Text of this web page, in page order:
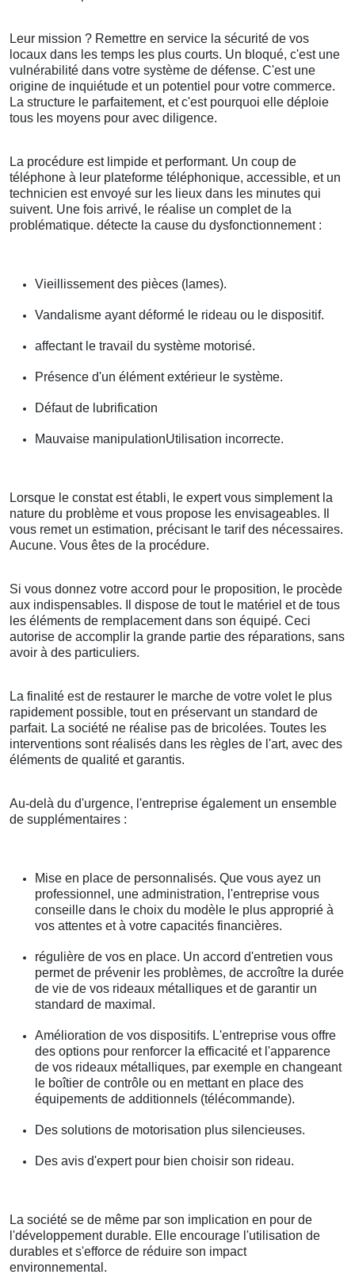
Leur mission ? Remettre en service la sécurité de vos
locaux dans les temps les plus courts. Un bloqué, c'est une
vulnérabilité dans votre système de défense. C'est une
origine de inquiétude et un potentiel pour votre commerce.
La structure le parfaitement, et c'est pourquoi elle déploie
tous les moyens pour avec diligence.
La procédure est limpide et performant. Un coup de
téléphone à leur plateforme téléphonique, accessible, et un
technicien est envoyé sur les lieux dans les minutes qui
suivent. Une fois arrivé, le réalise un complet de la
problématique. détecte la cause du dysfonctionnement :
Vieillissement des pièces (lames).
Vandalisme ayant déformé le rideau ou le dispositif.
affectant le travail du système motorisé.
Présence d'un élément extérieur le système.
Défaut de lubrification
Mauvaise manipulationUtilisation incorrecte.
Lorsque le constat est établi, le expert vous simplement la
nature du problème et vous propose les envisageables. Il
vous remet un estimation, précisant le tarif des nécessaires.
Aucune. Vous êtes de la procédure.
Si vous donnez votre accord pour le proposition, le procède
aux indispensables. Il dispose de tout le matériel et de tous
les éléments de remplacement dans son équipé. Ceci
autorise de accomplir la grande partie des réparations, sans
avoir à des particuliers.
La finalité est de restaurer le marche de votre volet le plus
rapidement possible, tout en préservant un standard de
parfait. La société ne réalise pas de bricolées. Toutes les
interventions sont réalisés dans les règles de l'art, avec des
éléments de qualité et garantis.
Au-delà du d'urgence, l'entreprise également un ensemble
de supplémentaires :
Mise en place de personnalisés. Que vous ayez un
professionnel, une administration, l'entreprise vous
conseille dans le choix du modèle le plus approprié à
vos attentes et à votre capacités financières.
régulière de vos en place. Un accord d'entretien vous
permet de prévenir les problèmes, de accroître la durée
de vie de vos rideaux métalliques et de garantir un
standard de maximal.
Amélioration de vos dispositifs. L'entreprise vous offre
des options pour renforcer la efficacité et l'apparence
de vos rideaux métalliques, par exemple en changeant
le boîtier de contrôle ou en mettant en place des
équipements de additionnels (télécommande).
Des solutions de motorisation plus silencieuses.
Des avis d'expert pour bien choisir son rideau.
La société se de même par son implication en pour de
l'développement durable. Elle encourage l'utilisation de
durables et s'efforce de réduire son impact
environnemental.